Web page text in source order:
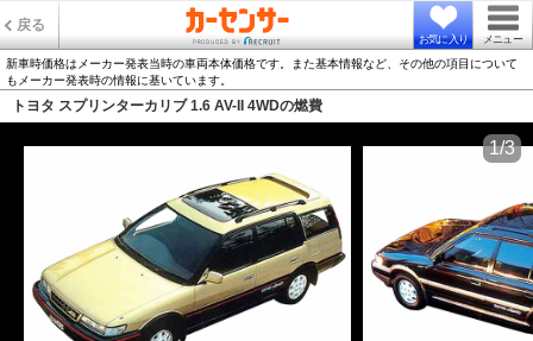
戻る
お気に入り メニュー
新車時価格はメーカー発表当時の車両本体価格です。また基本情報など、その他の項目について
もメーカー発表時の情報に基いています。
トヨタ スプリンターカリブ 1.6 AV-II 4WDの燃費
1/3